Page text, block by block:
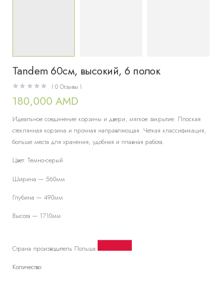
Tandem 60см, высокий, 6 полок
(0 Отзывы )
180,000 AMD
Идеальное соединение корзины и двери, мягкое закрытие. Плоская
стеклянная корзина и прочная направляющая. Четкая классификация,
больше места для хранения, удобная и плавная работа.
Цвет: Темно-серый
Ширина — 560мм
Глубина — 490мм
Высота — 1710мм
Страна производитель Польша
Количество: